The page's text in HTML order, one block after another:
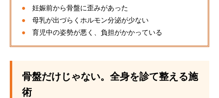
● 妊娠前から骨盤に歪みがあった
● 母乳が出づらくホルモン分泌が少ない
● 育児中の姿勢が悪く、負担がかかっている
骨盤だけじゃない。全身を診て整える施
術